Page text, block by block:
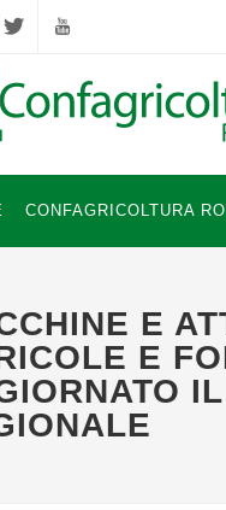
YouTube
CONFAGRICOLTURA
E
E